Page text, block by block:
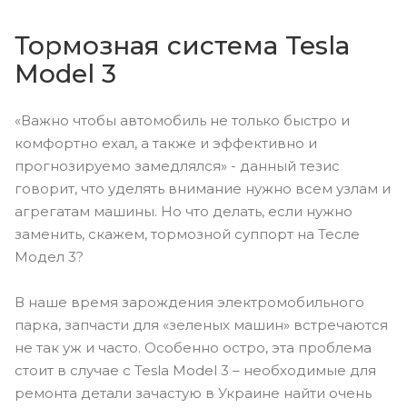
Тормозная система Tesla
Model 3
«Важно чтобы автомобиль не только быстро и
комфортно ехал, а также и эффективно и
прогнозируемо замедлялся» - данный тезис
говорит, что уделять внимание нужно всем узлам и
агрегатам машины. Но что делать, если нужно
заменить, скажем, тормозной суппорт на Тесле
Модел 3?
В наше время зарождения электромобильного
парка, запчасти для «зеленых машин» встречаются
не так уж и часто. Особенно остро, эта проблема
стоит в случае с Tesla Model 3 – необходимые для
ремонта детали зачастую в Украине найти очень